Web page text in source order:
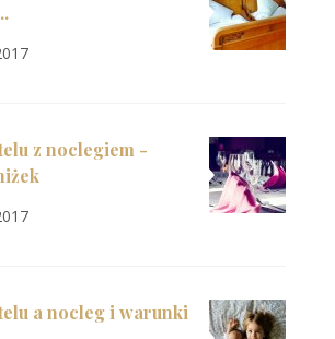
z noclegiem -
a nocleg i warunki